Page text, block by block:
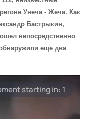
Унеча - Жеча. Как
Бастрыкин,
непосредственно
еще два